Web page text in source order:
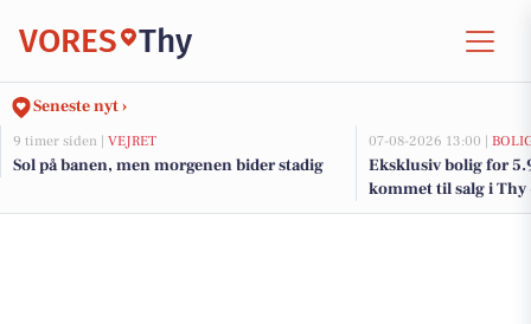
VORES Thy
Seneste nyt ›
9 timer siden | VEJRET
Sol på banen, men morgenen bider stadig
07-08-2026 13:00 |
Eksklusiv bolig for
kommet til salg i Thy
boliger her